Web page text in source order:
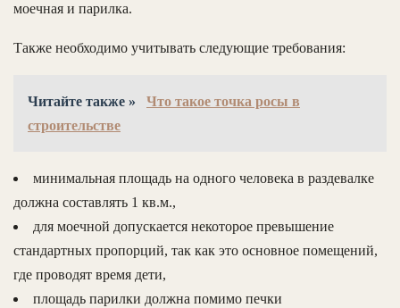
моечная и парилка.
Также необходимо учитывать следующие требования:
Читайте также »
Что такое точка росы в
строительстве
минимальная площадь на одного человека в раздевалке
должна составлять 1 кв.м.,
для моечной допускается некоторое превышение
стандартных пропорций, так как это основное помещений,
где проводят время дети,
площадь парилки должна помимо печки